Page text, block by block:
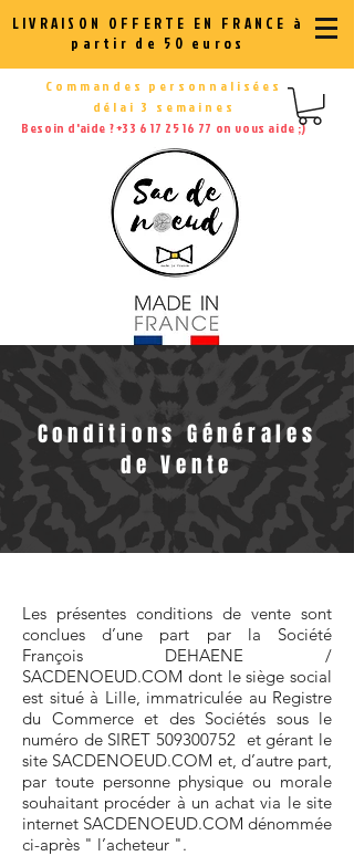
LIVRAISON OFFERTE EN FRANCE à
partir de 50 euros
Commandes personnalisées
délai 3 semaines
Besoin d'aide ?+33 6 17 25 16 77 on vous aide ;)
Conditions Générales
de Vente
Les présentes conditions de vente sont
conclues d’une part par la Société
François DEHAENE /
SACDENOEUD.COM dont le siège social
est situé à Lille, immatriculée au Registre
du Commerce et des Sociétés sous le
numéro de SIRET509300752 et gérant le
site SACDENOEUD.COM et, d’autre part,
par toute personne physique ou morale
souhaitant procéder à un achat via le site
internet SACDENOEUD.COM dénommée
ci-après " l’acheteur ".